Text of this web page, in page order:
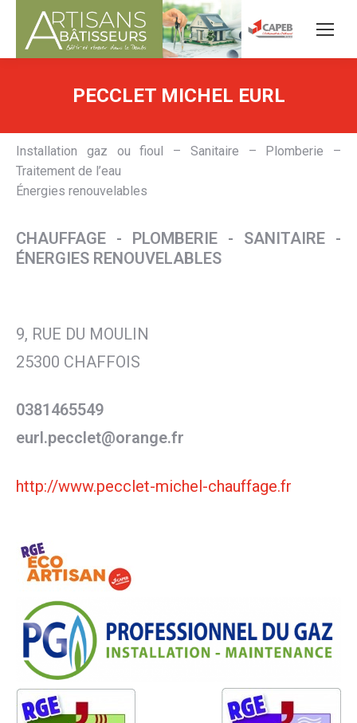
PECCLET MICHEL EURL
Installation gaz ou fioul – Sanitaire – Plomberie –
Traitement de l’eau
Énergies renouvelables
CHAUFFAGE - PLOMBERIE - SANITAIRE -
ÉNERGIES RENOUVELABLES
9, RUE DU MOULIN
25300 CHAFFOIS
0381465549
eurl.pecclet@orange.fr
http://www.pecclet-michel-chauffage.fr